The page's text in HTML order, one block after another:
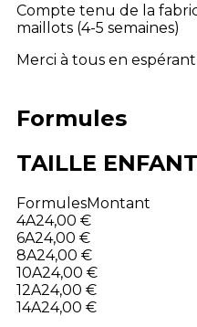
Compte tenu de la
maillots (4-5 semaines)
Merci à tous en
Formules
TAILLE ENFANT
FormulesMontant
4A24,00 €
6A24,00 €
8A24,00 €
10A24,00 €
12A24,00 €
14A24,00 €